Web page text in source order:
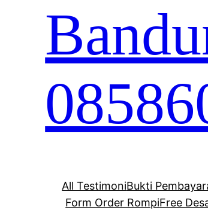
All TestimoniBukti
Form Order RompiFree